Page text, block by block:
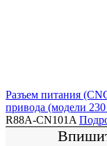
Разъем питания
привода (модели
R88A-CN101A